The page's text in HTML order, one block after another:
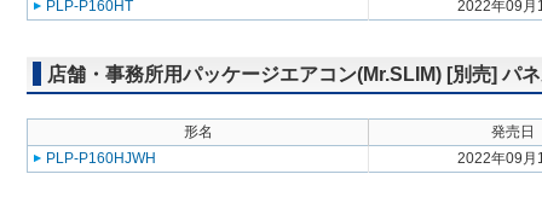
PLP-P160HT
2022年09月
店舗・事務所用パッケージエアコン(Mr.SLIM) [別売] パ
形名
発売日
PLP-P160HJWH
2022年09月